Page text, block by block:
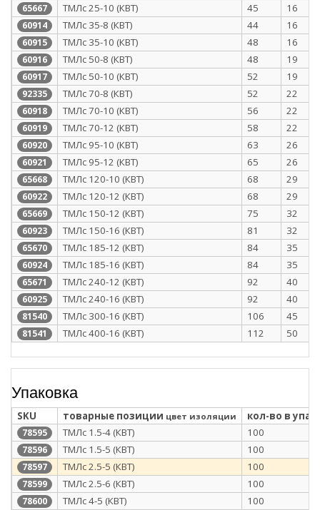
65667 ТМЛс 25-10 (КВТ) 45 16
60914 ТМЛс 35-8 (КВТ) 44 16
60915 ТМЛс 35-10 (КВТ) 48 16
60916 ТМЛс 50-8 (КВТ) 48 19
60917 ТМЛс 50-10 (КВТ) 52 19
92335 ТМЛс 70-8 (КВТ) 52 22
60918 ТМЛс 70-10 (КВТ) 56 22
60919 ТМЛс 70-12 (КВТ) 58 22
60920 ТМЛс 95-10 (КВТ) 63 26
60921 ТМЛс 95-12 (КВТ) 65 26
65668 ТМЛс 120-10 (КВТ) 68 29
60922 ТМЛс 120-12 (КВТ) 68 29
65669 ТМЛс 150-12 (КВТ) 75 32
60923 ТМЛс 150-16 (КВТ) 81 32
65670 ТМЛс 185-12 (КВТ) 84 35
60924 ТМЛс 185-16 (КВТ) 84 35
65671 ТМЛс 240-12 (КВТ) 92 40
60925 ТМЛс 240-16 (КВТ) 92 40
81540 ТМЛс 300-16 (КВТ) 106 45
81541 ТМЛс 400-16 (КВТ) 112 50
Упаковка
SKU товарные позиции цвет изоляции кол-во в
78595 ТМЛс 1.5-4 (КВТ) 100
78596 ТМЛс 1.5-5 (КВТ) 100
78597 ТМЛс 2.5-5 (КВТ) 100
78599 ТМЛс 2.5-6 (КВТ) 100
78600 ТМЛс 4-5 (КВТ) 100